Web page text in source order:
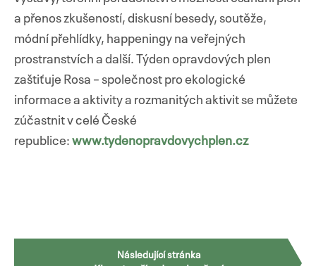
Přejít
obsahu
webu
a přenos zkušeností, diskusní besedy, soutěže,
módní přehlídky, happeningy na veřejných
prostranstvích a další. Týden opravdových plen
zaštiťuje Rosa – společnost pro ekologické
informace a aktivity a rozmanitých aktivit se můžete
zúčastnit v celé České
republice: www.tydenopravdovychplen.cz
NavigaceNásledující stránka